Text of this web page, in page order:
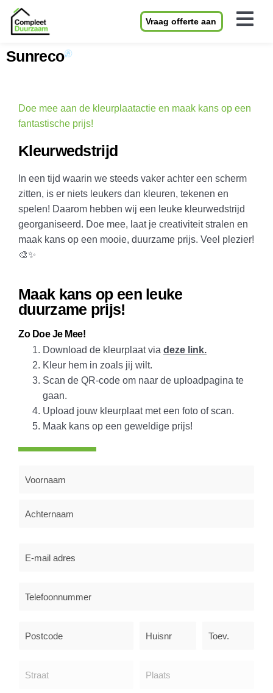
Vraag offerte aan
Sunreco
Doe mee aan de kleurplaatactie en maak kans op een
fantastische prijs!
Kleurwedstrijd
In een tijd waarin we steeds vaker achter een scherm
zitten, is er niets leukers dan kleuren, tekenen en
spelen! Daarom hebben wij een leuke kleurwedstrijd
georganiseerd. Doe mee, laat je creativiteit stralen en
maak kans op een mooie, duurzame prijs. Veel plezier!
🎨✨
Maak kans op een leuke
duurzame prijs!
Zo Doe Je Mee!
Download de kleurplaat via deze link.
Kleur hem in zoals jij wilt.
Scan de QR-code om naar de uploadpagina te
gaan.
Upload jouw kleurplaat met een foto of scan.
Maak kans op een geweldige prijs!
mailadres
(Vereist)
in